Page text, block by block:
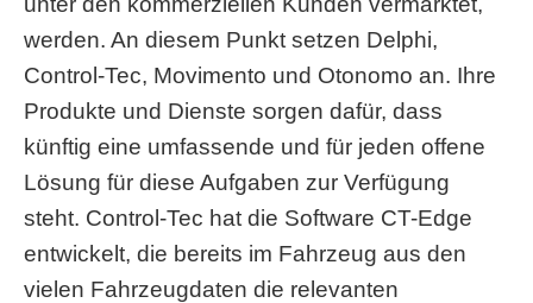
werden. An diesem Punkt setzen Delphi,
Control-Tec, Movimento und Otonomo an. Ihre
Produkte und Dienste sorgen dafür, dass
künftig eine umfassende und für jeden offene
Lösung für diese Aufgaben zur Verfügung
steht. Control-Tec hat die Software CT-Edge
entwickelt, die bereits im Fahrzeug aus den
vielen Fahrzeugdaten die relevanten